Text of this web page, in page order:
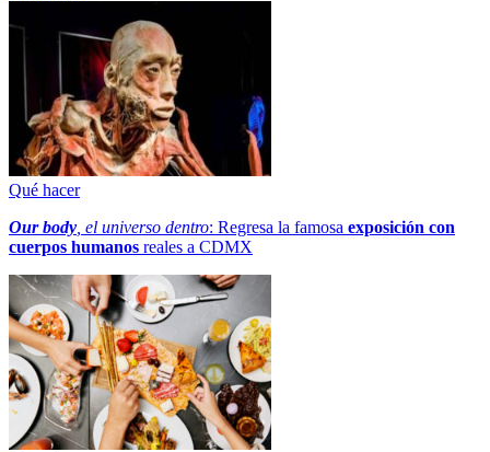
Qué hacer
Our body , el universo dentro: Regresa la famosa exposición con
cuerpos humanos reales a CDMX